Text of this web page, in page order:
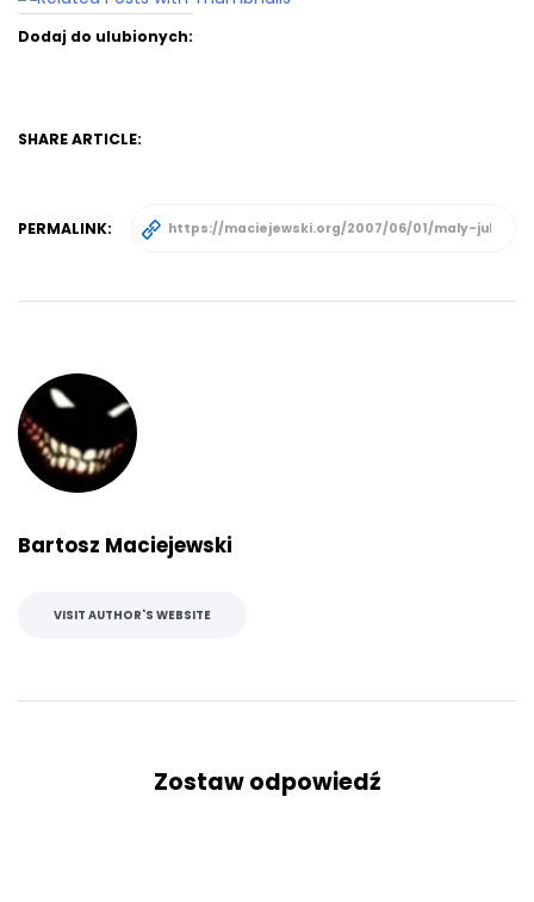
Dodaj do ulubionych:
SHARE ARTICLE:
PERMALINK:
Bartosz Maciejewski
VISIT AUTHOR'S WEBSITE
Zostaw odpowiedź